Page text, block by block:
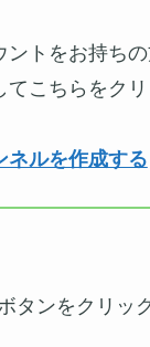
ントをお持ち
てこちらをク
ネルを作成する
タンをクリッ